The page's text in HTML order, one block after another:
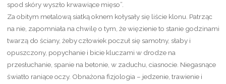
spod skóry wyszło krwawiące mięso”.
Za obitym metalową siatką oknem kołysały się liście klonu. Patrząc
na nie, zapomniała na chwilę o tym, że więzienie to stanie godzinami
twarzą do ściany, żeby człowiek poczuł się samotny, słaby i
opuszczony, popychanie i bicie kluczami w drodze na
przesłuchanie, spanie na betonie, w zaduchu, ciasnocie. Niegasnące
światło raniące oczy. Obnażona fizjologia – jedzenie, trawienie i